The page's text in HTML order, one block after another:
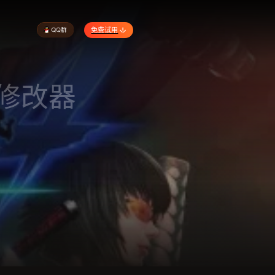
免费试用
改器